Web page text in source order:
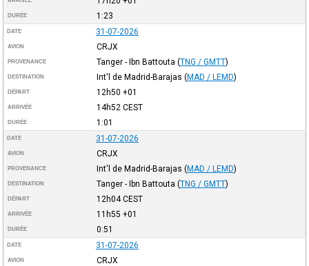
DURÉE 1:23
DATE 31-07-2026
AVION CRJX
PROVENANCE Tanger - Ibn Battouta (TNG / GMTT)
DESTINATION Int'l de Madrid-Barajas (MAD / LEMD)
DÉPART 12h50 +01
ARRIVÉE 14h52 CEST
DURÉE 1:01
DATE 31-07-2026
AVION CRJX
PROVENANCE Int'l de Madrid-Barajas (MAD / LEMD)
DESTINATION Tanger - Ibn Battouta (TNG / GMTT)
DÉPART 12h04CEST
ARRIVÉE 11h55 +01
DURÉE 0:51
DATE 31-07-2026
AVION CRJX